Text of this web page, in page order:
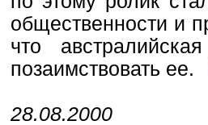
общественности и
что
позаимствовать ее.
28.08.2000